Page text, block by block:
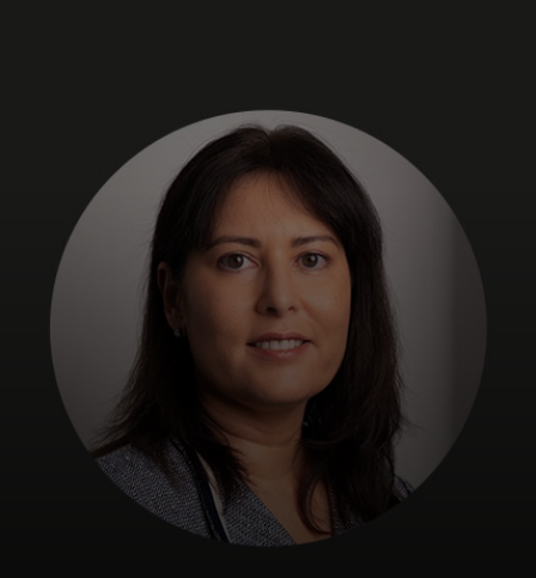
비즈니스 고객
모두를 위한 가치
이노베이터
뉴스 & 인사이트